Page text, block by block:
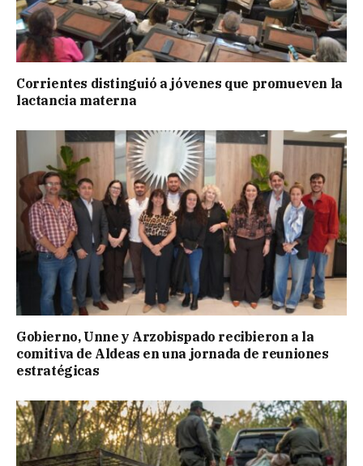
Corrientes distinguió a jóvenes que promueven la
lactancia materna
Gobierno, Unne y Arzobispado recibieron a la
comitiva de Aldeas en una jornada de reuniones
estratégicas